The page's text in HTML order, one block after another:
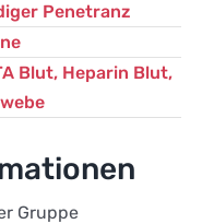
Penetranz
Blut, Heparin Blut,
Gruppe